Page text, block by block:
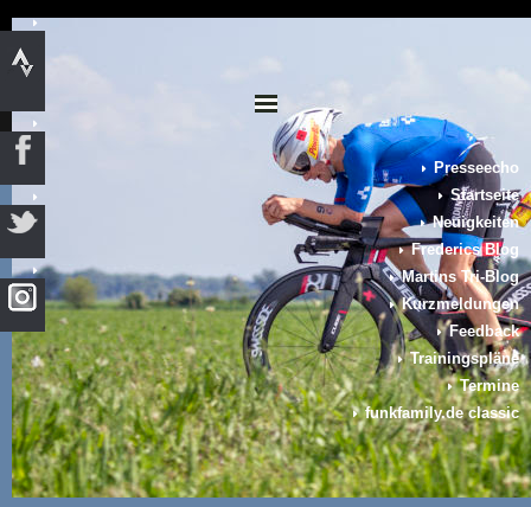
Presseecho
Startseite
Neuigkeiten
Frederics Blog
Martins Tri-Blog
Kurzmeldungen
Feedback
Trainingspläne
Termine
funkfamily.de classic